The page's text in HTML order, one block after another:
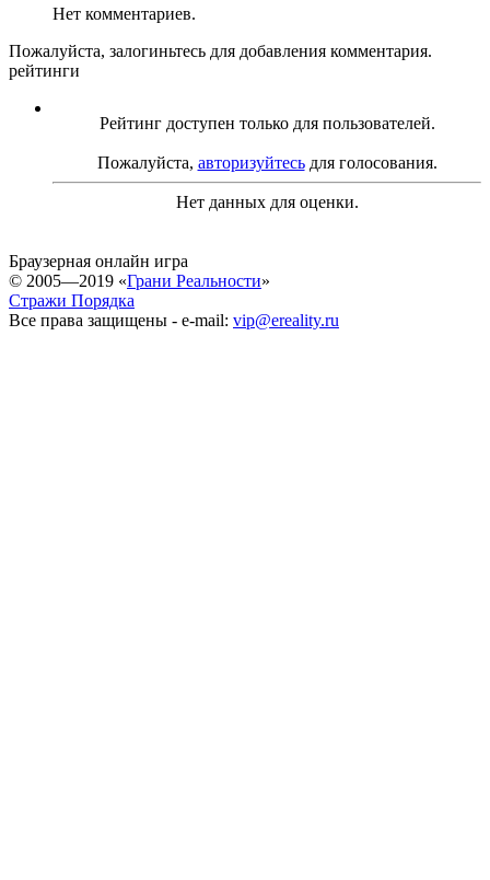
Нет комментариев.
Пожалуйста, залогиньтесь для добавления комментария.
рейтинги
Рейтинг доступен только для пользователей.
Пожалуйста, авторизуйтесьдля голосования.
Нет данных для оценки.
Браузерная онлайн игра
© 2005—2019 «Грани Реальности»
Стражи Порядка
Все права защищены - e-mail: vip@ereality.ru